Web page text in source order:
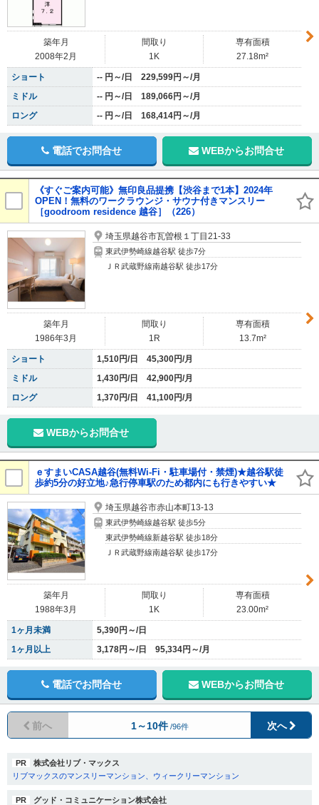
築年月
2008年2月
間取り
1K
専有面積
27.18m²
ショート
-- 円～/日 229,599円～/月
ミドル
-- 円～/日 189,066円～/月
ロング
-- 円～/日 168,414円～/月
電話でお問合せ WEBからお問合せ
《すぐご案内可能》無印良品提携【渋谷まで1本】2024年
OPEN！無料のワークラウンジ・サウナ付きマンスリー
［goodroom residence 越谷］（226）
埼玉県越谷市瓦曽根１丁目21-33
東武伊勢崎線越谷駅 徒歩7分
ＪＲ武蔵野線南越谷駅 徒歩17分
築年月
1986年3月
間取り
1R
専有面積
13.7m²
ショート
1,510円/日 45,300円/月
ミドル
1,430円/日 42,900円/月
ロング
1,370円/日 41,100円/月
WEBからお問合せ
ｅすまいCASA越谷(無料Wi-Fi・駐車場付・禁煙)★越谷駅徒
歩約5分の好立地♪急行停車駅のため都内にも行きやすい★
埼玉県越谷市赤山本町13-13
東武伊勢崎線越谷駅 徒歩5分
東武伊勢崎線新越谷駅 徒歩18分
ＪＲ武蔵野線南越谷駅 徒歩17分
築年月
1988年3月
間取り
1K
専有面積
23.00m²
1ヶ月未満
5,390円～/日
1ヶ月以上
3,178円～/日 95,334円～/月
電話でお問合せ WEBからお問合せ
前へ 次へ
1～10件 /96件
PR
株式会社リブ・マックス
リブマックスのマンスリーマンション、ウィークリーマンション
PR
グッド・コミュニケーション株式会社